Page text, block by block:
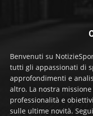
Benvenuti su
tutti gli appassionati di
approfondimenti e
altro. La nostra
professionalità e
sulle ultime novità.